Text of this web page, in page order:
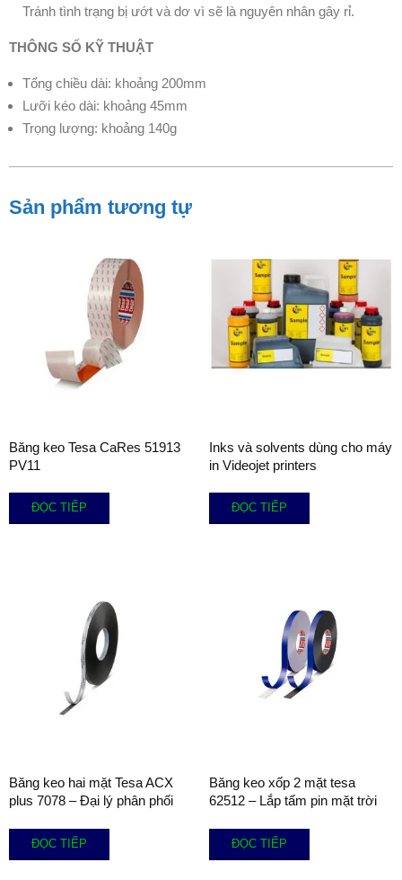
Tránh tình trạng bị ướt và dơ vì sẽ là nguyên nhân gây rỉ.
THÔNG SỐ KỸ THUẬT
Tổng chiều dài: khoảng 200mm
Lưỡi kéo dài: khoảng 45mm
Trọng lượng: khoảng 140g
Sản phẩm tương tự
Băng keo Tesa CaRes 51913
PV11
ĐỌC TIẾP
Inks và solvents dùng cho máy
in Videojet printers
ĐỌC TIẾP
Băng keo hai mặt Tesa ACX
plus 7078 – Đại lý phân phối
ĐỌC TIẾP
Băng keo xốp 2 mặt tesa
62512 – Lắp tấm pin mặt trời
ĐỌC TIẾP